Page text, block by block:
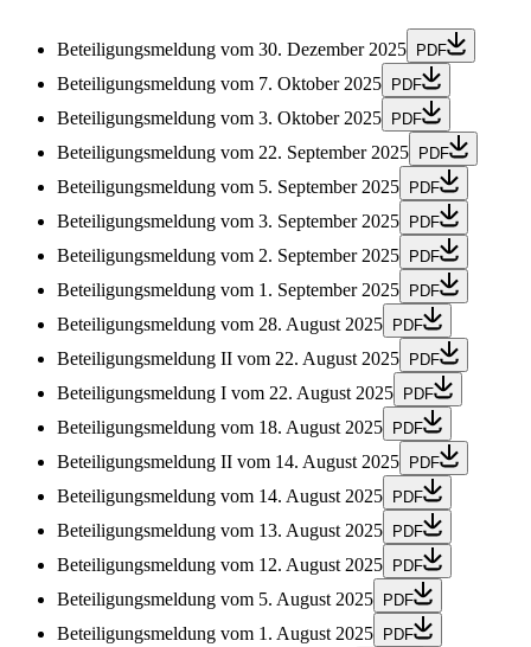
Beteiligungsmeldung vom 30. Dezember 2025 PDF
Beteiligungsmeldung vom 7. Oktober 2025 PDF
Beteiligungsmeldung vom 3. Oktober 2025 PDF
Beteiligungsmeldung vom 22. September 2025 PDF
Beteiligungsmeldung vom 5. September 2025 PDF
Beteiligungsmeldung vom 3. September 2025 PDF
Beteiligungsmeldung vom 2. September 2025 PDF
Beteiligungsmeldung vom 1. September 2025 PDF
Beteiligungsmeldung vom 28. August 2025 PDF
Beteiligungsmeldung II vom 22. August 2025 PDF
Beteiligungsmeldung I vom 22. August 2025 PDF
Beteiligungsmeldung vom 18. August 2025 PDF
Beteiligungsmeldung II vom 14. August 2025 PDF
Beteiligungsmeldung vom 14. August 2025 PDF
Beteiligungsmeldung vom 13. August 2025 PDF
Beteiligungsmeldung vom 12. August 2025 PDF
Beteiligungsmeldung vom 5. August 2025 PDF
Beteiligungsmeldung vom 1. August 2025 PDF